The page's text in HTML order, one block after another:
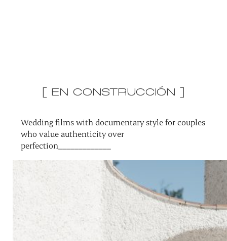
[ EN CONSTRUCCIÓN ]
Wedding films with documentary style for couples
who value authenticity over
perfection_____________